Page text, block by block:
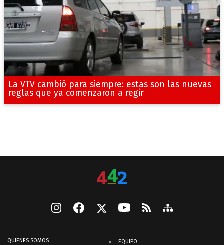
La VTV cambió para siempre: estas son las nuevas
reglas que ya comenzaron a regir
QUIENES SOMOS EQUIPO